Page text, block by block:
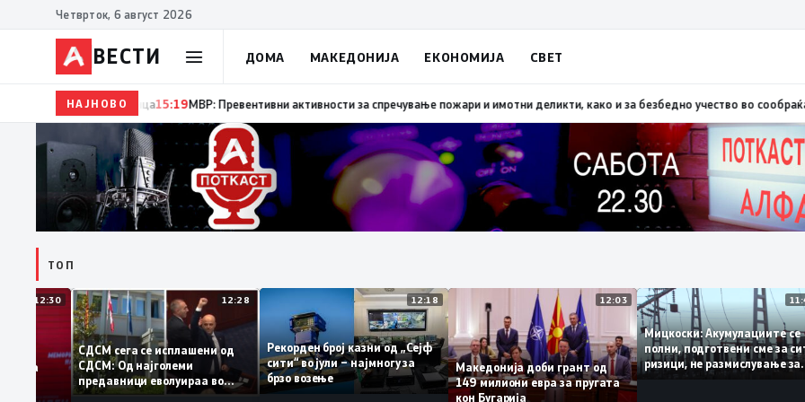
Четврток, 6 август 2026
ВЕСТИ ДОМА МАКЕДОНИЈА ЕКОНОМИЈА СВЕТ
НАЈНОВО15:20Десет години од катастрофалните поплави во Скопско: Во невремето загинаа 22 лица15:19МВР: Превентивни
ТОП
12:30
на
12:28
СДСМ сега се исплашени од
СДСМ: Од најголеми
предавници еволуираа во
најголеми патриоти
12:18
Рекорден број казни од „Сејф
сити“ во јули – најмногу за
брзо возење
12:03
Македонија доби грант од
149 милиони евра за пругата
кон Бугарија
Мицкоски:
полни, подготвени сме
ризици, не
поскапување на струјата